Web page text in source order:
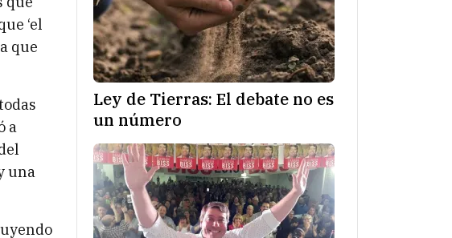
‘el
que
a
una
Ley de Tierras: El debate no es
un número